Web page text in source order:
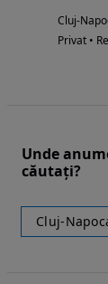
Cluj-
Privat •
Unde
căutați?
Cluj-